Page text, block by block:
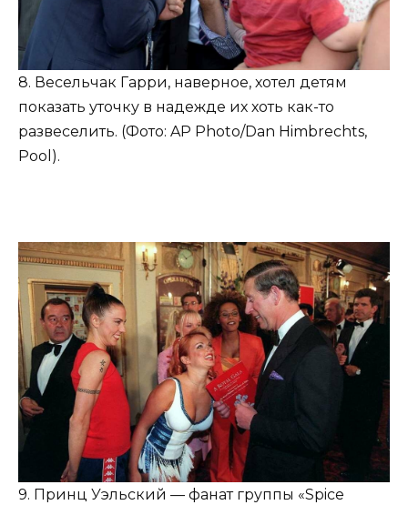
8. Весельчак Гарри, наверное, хотел детям
показать уточку в надежде их хоть как-то
развеселить. (Фото: AP Photo/Dan Himbrechts,
Pool).
9. Принц Уэльский — фанат группы «Spice